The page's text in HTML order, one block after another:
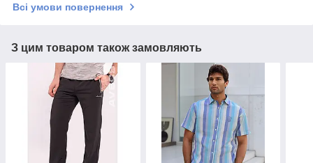
Всі умови повернення
З цим товаром також замовляють